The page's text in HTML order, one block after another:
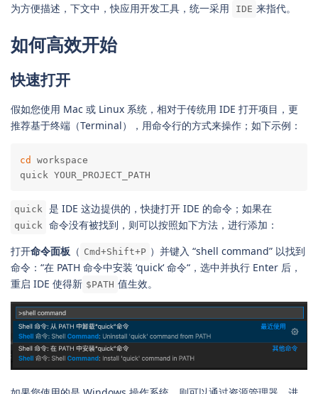
为方便描述，下文中，快应用开发工具，统一采用
IDE 来指代。
如何高效开始
快速打开
假如您使用 Mac 或 Linux 系统，相对于传统用 IDE 打开项目，更
推荐基于终端（Terminal），用命令行的方式来操作；如下示例：
cd
workspace
quick YOUR_PROJECT_PATH
quick 是 IDE 这边提供的，快捷打开 IDE 的命令；如果在
quick 命令没有被找到，则可以按照如下方法，进行添加：
打开命令面板 （ Cmd+Shift+P ）并键入 “shell command” 以找到
命令：“在 PATH 命令中安装 ‘quick‘ 命令“，选中并执行 Enter 后，
重启 IDE 使得新 $PATH 值生效。